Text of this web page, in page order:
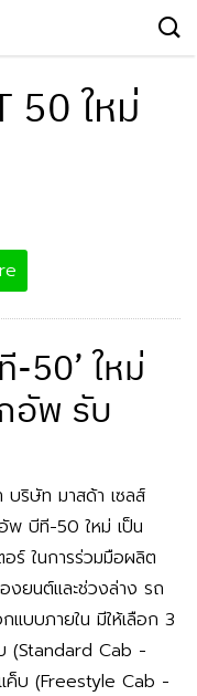
50 ใหม่
-50’ ใหม่
อัพ รับ
บริษัท มาสด้า เซลส์
พ บีที-50 ใหม่ เป็น
อร์ ในการร่วมมือผลิต
งยนต์และช่วงล่าง รถ
แบบภายใน มีให้เลือก 3
(Standard Cab -
ค็บ (Freestyle Cab -